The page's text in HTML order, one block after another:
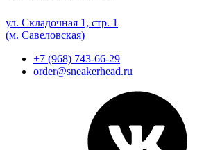
ул. Складочная 1, стр. 1
(м. Савеловская)
+7 (968) 743-66-29
order@sneakerhead.ru